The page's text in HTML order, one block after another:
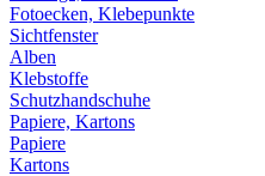
Fotoecken, Klebepunkte
Sichtfenster
Alben
Klebstoffe
Schutzhandschuhe
Papiere, Kartons
Papiere
Kartons